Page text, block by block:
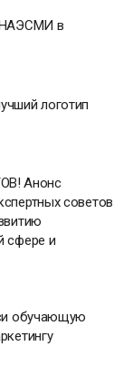
НАЭCМИ в
логотип
Анонс
советов
сфере и
обучающую